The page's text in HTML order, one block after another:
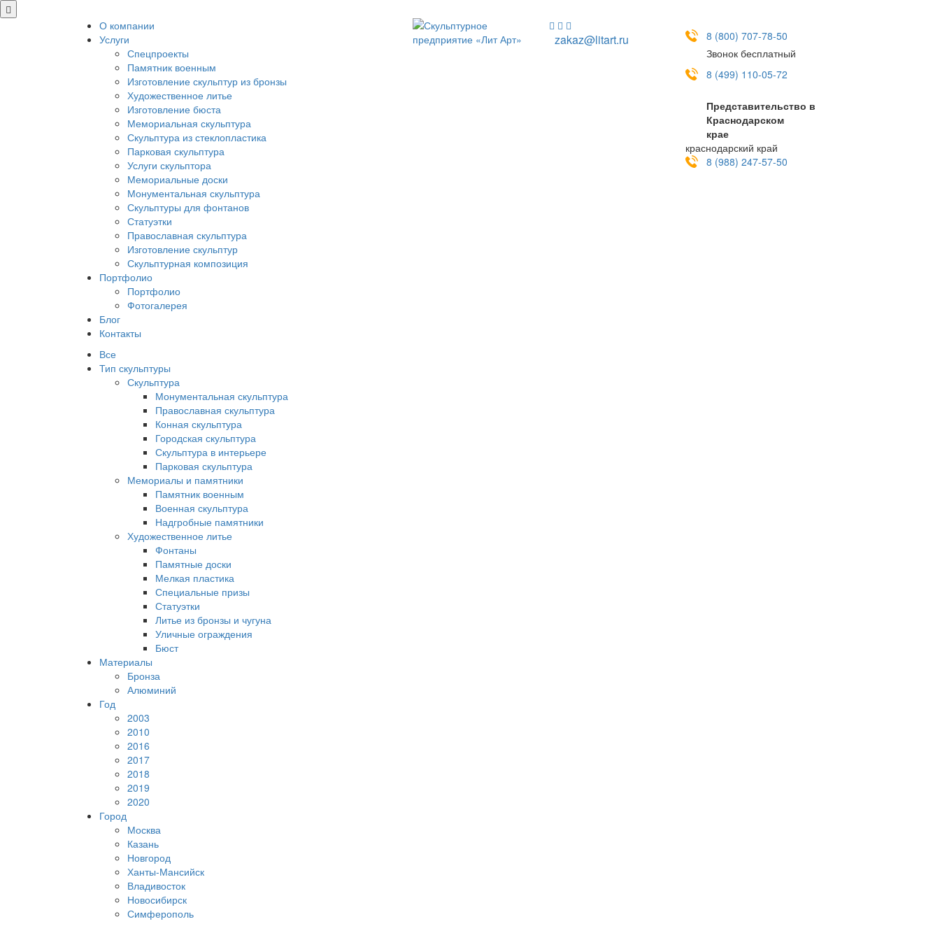
О компании
Услуги
Спецпроекты
Памятник военным
Изготовление скульптур из бронзы
Художественное литье
Изготовление бюста
Мемориальная скульптура
Скульптура из стеклопластика
Парковая скульптура
Услуги скульптора
Мемориальные доски
Монументальная скульптура
Скульптуры для фонтанов
Статуэтки
Православная скульптура
Изготовление скульптур
Скульптурная композиция
Портфолио
Портфолио
Фотогалерея
Блог
Контакты
zakaz@litart.ru
8 (800) 707-78-50
Звонок бесплатный
8 (499) 110-05-72
Представительство в
Краснодарском
крае
краснодарский край
8 (988) 247-57-50
Все
Тип скульптуры
Скульптура
Монументальная скульптура
Православная скульптура
Конная скульптура
Городская скульптура
Скульптура в интерьере
Парковая скульптура
Мемориалы и памятники
Памятник военным
Военная скульптура
Надгробные памятники
Художественное литье
Фонтаны
Памятные доски
Мелкая пластика
Специальные призы
Статуэтки
Литье из бронзы и чугуна
Уличные ограждения
Бюст
Материалы
Бронза
Алюминий
Год
2003
2010
2016
2017
2018
2019
2020
Город
Москва
Казань
Новгород
Ханты-Мансийск
Владивосток
Новосибирск
Симферополь